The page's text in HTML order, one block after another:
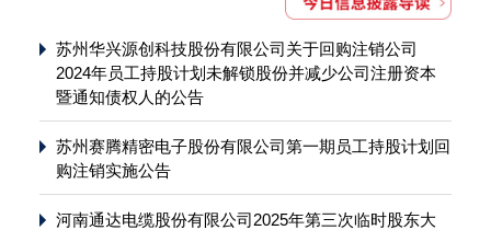
苏州华兴源创科技股份有限公司关于回购注销公司
2024年员工持股计划未解锁股份并减少公司注册资本
暨通知债权人的公告
苏州赛腾精密电子股份有限公司第一期员工持股计划回
购注销实施公告
河南通达电缆股份有限公司2025年第三次临时股东大